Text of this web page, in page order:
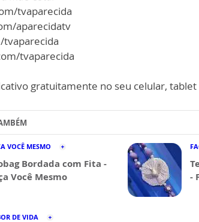
tvaparecida
aparecidatv
tvaparecida
gratuitamente no seu celular, tablet
VOCÊ MESMO
Bordada com Fita -
Você Mesmo
-
DE VIDA